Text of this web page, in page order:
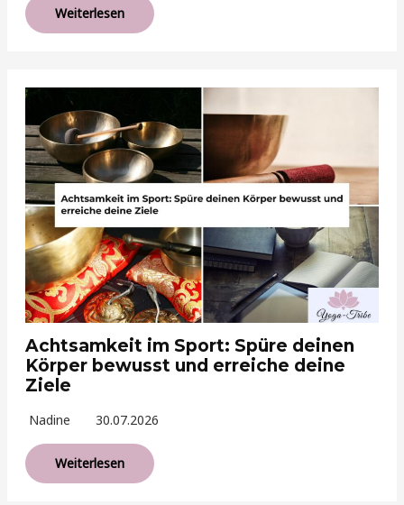
Weiterlesen
Achtsamkeit im Sport: Spüre deinen
Körper bewusst und erreiche deine
Ziele
Nadine 30.07.2026
Weiterlesen